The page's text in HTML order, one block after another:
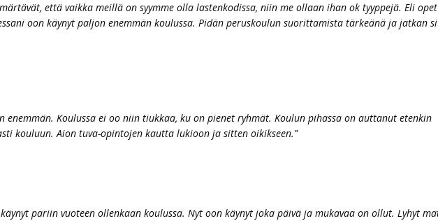
että vaikka meillä on syymme olla lastenkodissa, niin me ollaan ihan ok tyyppejä. Eli
oon käynyt paljon enemmän koulussa. Pidän peruskoulun suorittamista tärkeänä ja jatkan
enemmän. Koulussa ei oo niin tiukkaa, ku on pienet ryhmät. Koulun pihassa on auttanut etenkin
kouluun. Aion tuva-opintojen kautta lukioon ja sitten oikikseen.”
pariin vuoteen ollenkaan koulussa. Nyt oon käynyt joka päivä ja mukavaa on ollut. Lyhyt